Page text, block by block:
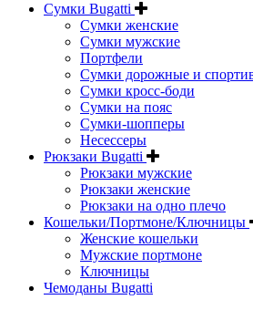
Сумки Bugatti
Сумки женские
Сумки мужские
Портфели
Сумки дорожные и
Сумки кросс-боди
Сумки на пояс
Сумки-шопперы
Несессеры
Рюкзаки Bugatti
Рюкзаки мужские
Рюкзаки женские
Рюкзаки на одно плечо
Кошельки/Портмоне/Ключницы
Женские кошельки
Мужские портмоне
Ключницы
Чемоданы Bugatti